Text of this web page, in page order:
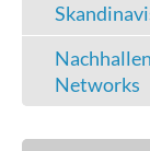
Networks